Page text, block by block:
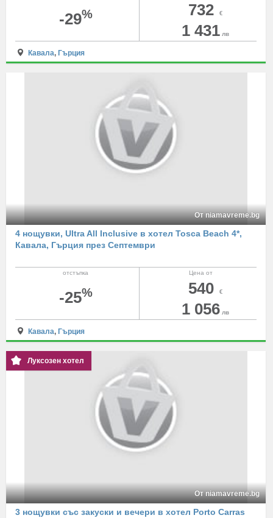
732 €
1 431 лв
-29%
Кавала, Гърция
От niamavreme.bg
4 нощувки, Ultra All Inclusive в хотел Tosca Beach 4*,
Кавала, Гърция през Септември
Цена от
540 €
1 056 лв
отстъпка
-25%
Кавала, Гърция
Луксозен хотел
От niamavreme.bg
3 нощувки със закуски и вечери в хотел Porto Carras